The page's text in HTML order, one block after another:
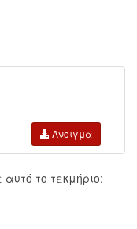
Άνοιγμα
το τεκμήριο: